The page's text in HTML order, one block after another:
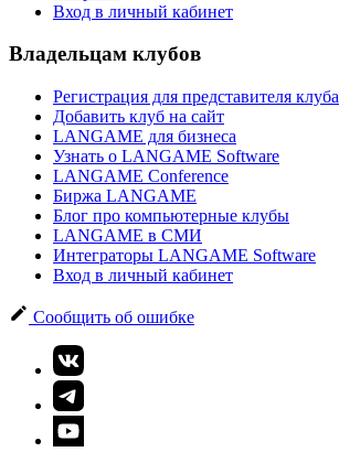
Вход в личный кабинет
Владельцам клубов
Регистрация для представителя клуба
Добавить клуб на сайт
LANGAME для бизнеса
Узнать о LANGAME Software
LANGAME Conference
Биржа LANGAME
Блог про компьютерные клубы
LANGAME в СМИ
Интеграторы LANGAME Software
Вход в личный кабинет
Сообщить об ошибке